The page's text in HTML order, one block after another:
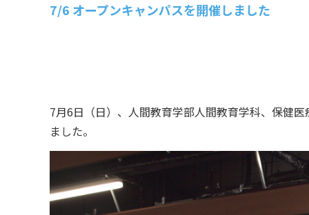
7/6 オープンキャンパスを開催しました
7月6日（日）、人間教育学部人間教育学科、保健
ました。